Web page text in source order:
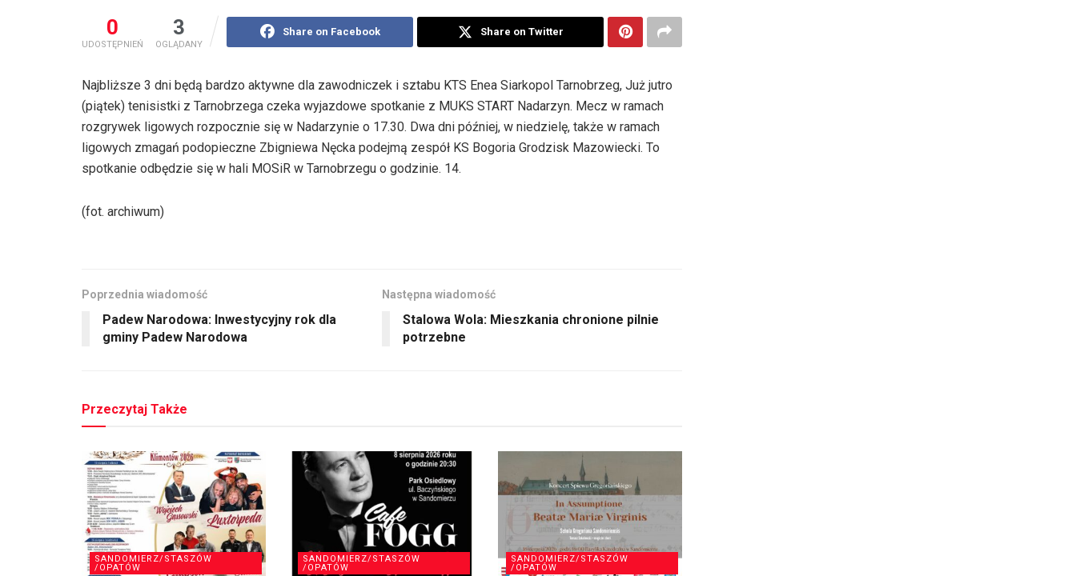
0
UDOSTĘPNIEŃ
3
OGLĄDANY
Share on Facebook Share on Twitter
Najbliższe 3 dni będą bardzo aktywne dla zawodniczek i sztabu KTS Enea Siarkopol Tarnobrzeg, Już jutro
(piątek) tenisistki z Tarnobrzega czeka wyjazdowe spotkanie z MUKS START Nadarzyn. Mecz w ramach
rozgrywek ligowych rozpocznie się w Nadarzynie o 17.30. Dwa dni później, w niedzielę, także w ramach
ligowych zmagań podopieczne Zbigniewa Nęcka podejmą zespół KS Bogoria Grodzisk Mazowiecki. To
spotkanie odbędzie się w hali MOSiR w Tarnobrzegu o godzinie. 14.
(fot. archiwum)
Poprzednia wiadomość
Padew Narodowa: Inwestycyjny rok dla
gminy Padew Narodowa
Następna wiadomość
Stalowa Wola: Mieszkania chronione pilnie
potrzebne
Przeczytaj Także
SANDOMIERZ/STASZÓW
/OPATÓW
SANDOMIERZ/STASZÓW
/OPATÓW
SANDOMIERZ/STASZÓW
/OPATÓW